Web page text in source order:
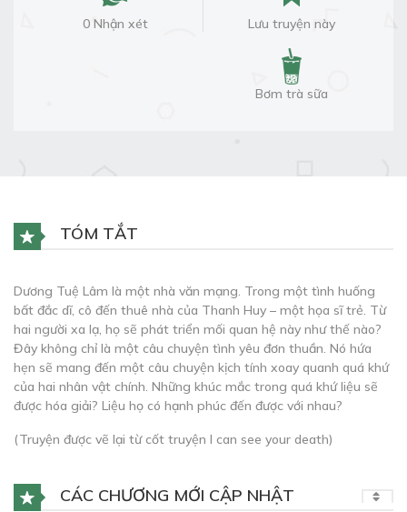
0 Nhận xét Lưu truyện này
Bơm trà sữa
TÓM TẮT
Dương Tuệ Lâm là một nhà văn mạng. Trong một tình huống
bất đắc dĩ, cô đến thuê nhà của Thanh Huy – một họa sĩ trẻ. Từ
hai người xa lạ, họ sẽ phát triển mối quan hệ này như thế nào?
Đây không chỉ là một câu chuyện tình yêu đơn thuần. Nó hứa
hẹn sẽ mang đến một câu chuyện kịch tính xoay quanh quá khứ
của hai nhân vật chính. Những khúc mắc trong quá khứ liệu sẽ
được hóa giải? Liệu họ có hạnh phúc đến được với nhau?
(Truyện được vẽ lại từ cốt truyện I can see your death)
CÁC CHƯƠNG MỚI CẬP NHẬT